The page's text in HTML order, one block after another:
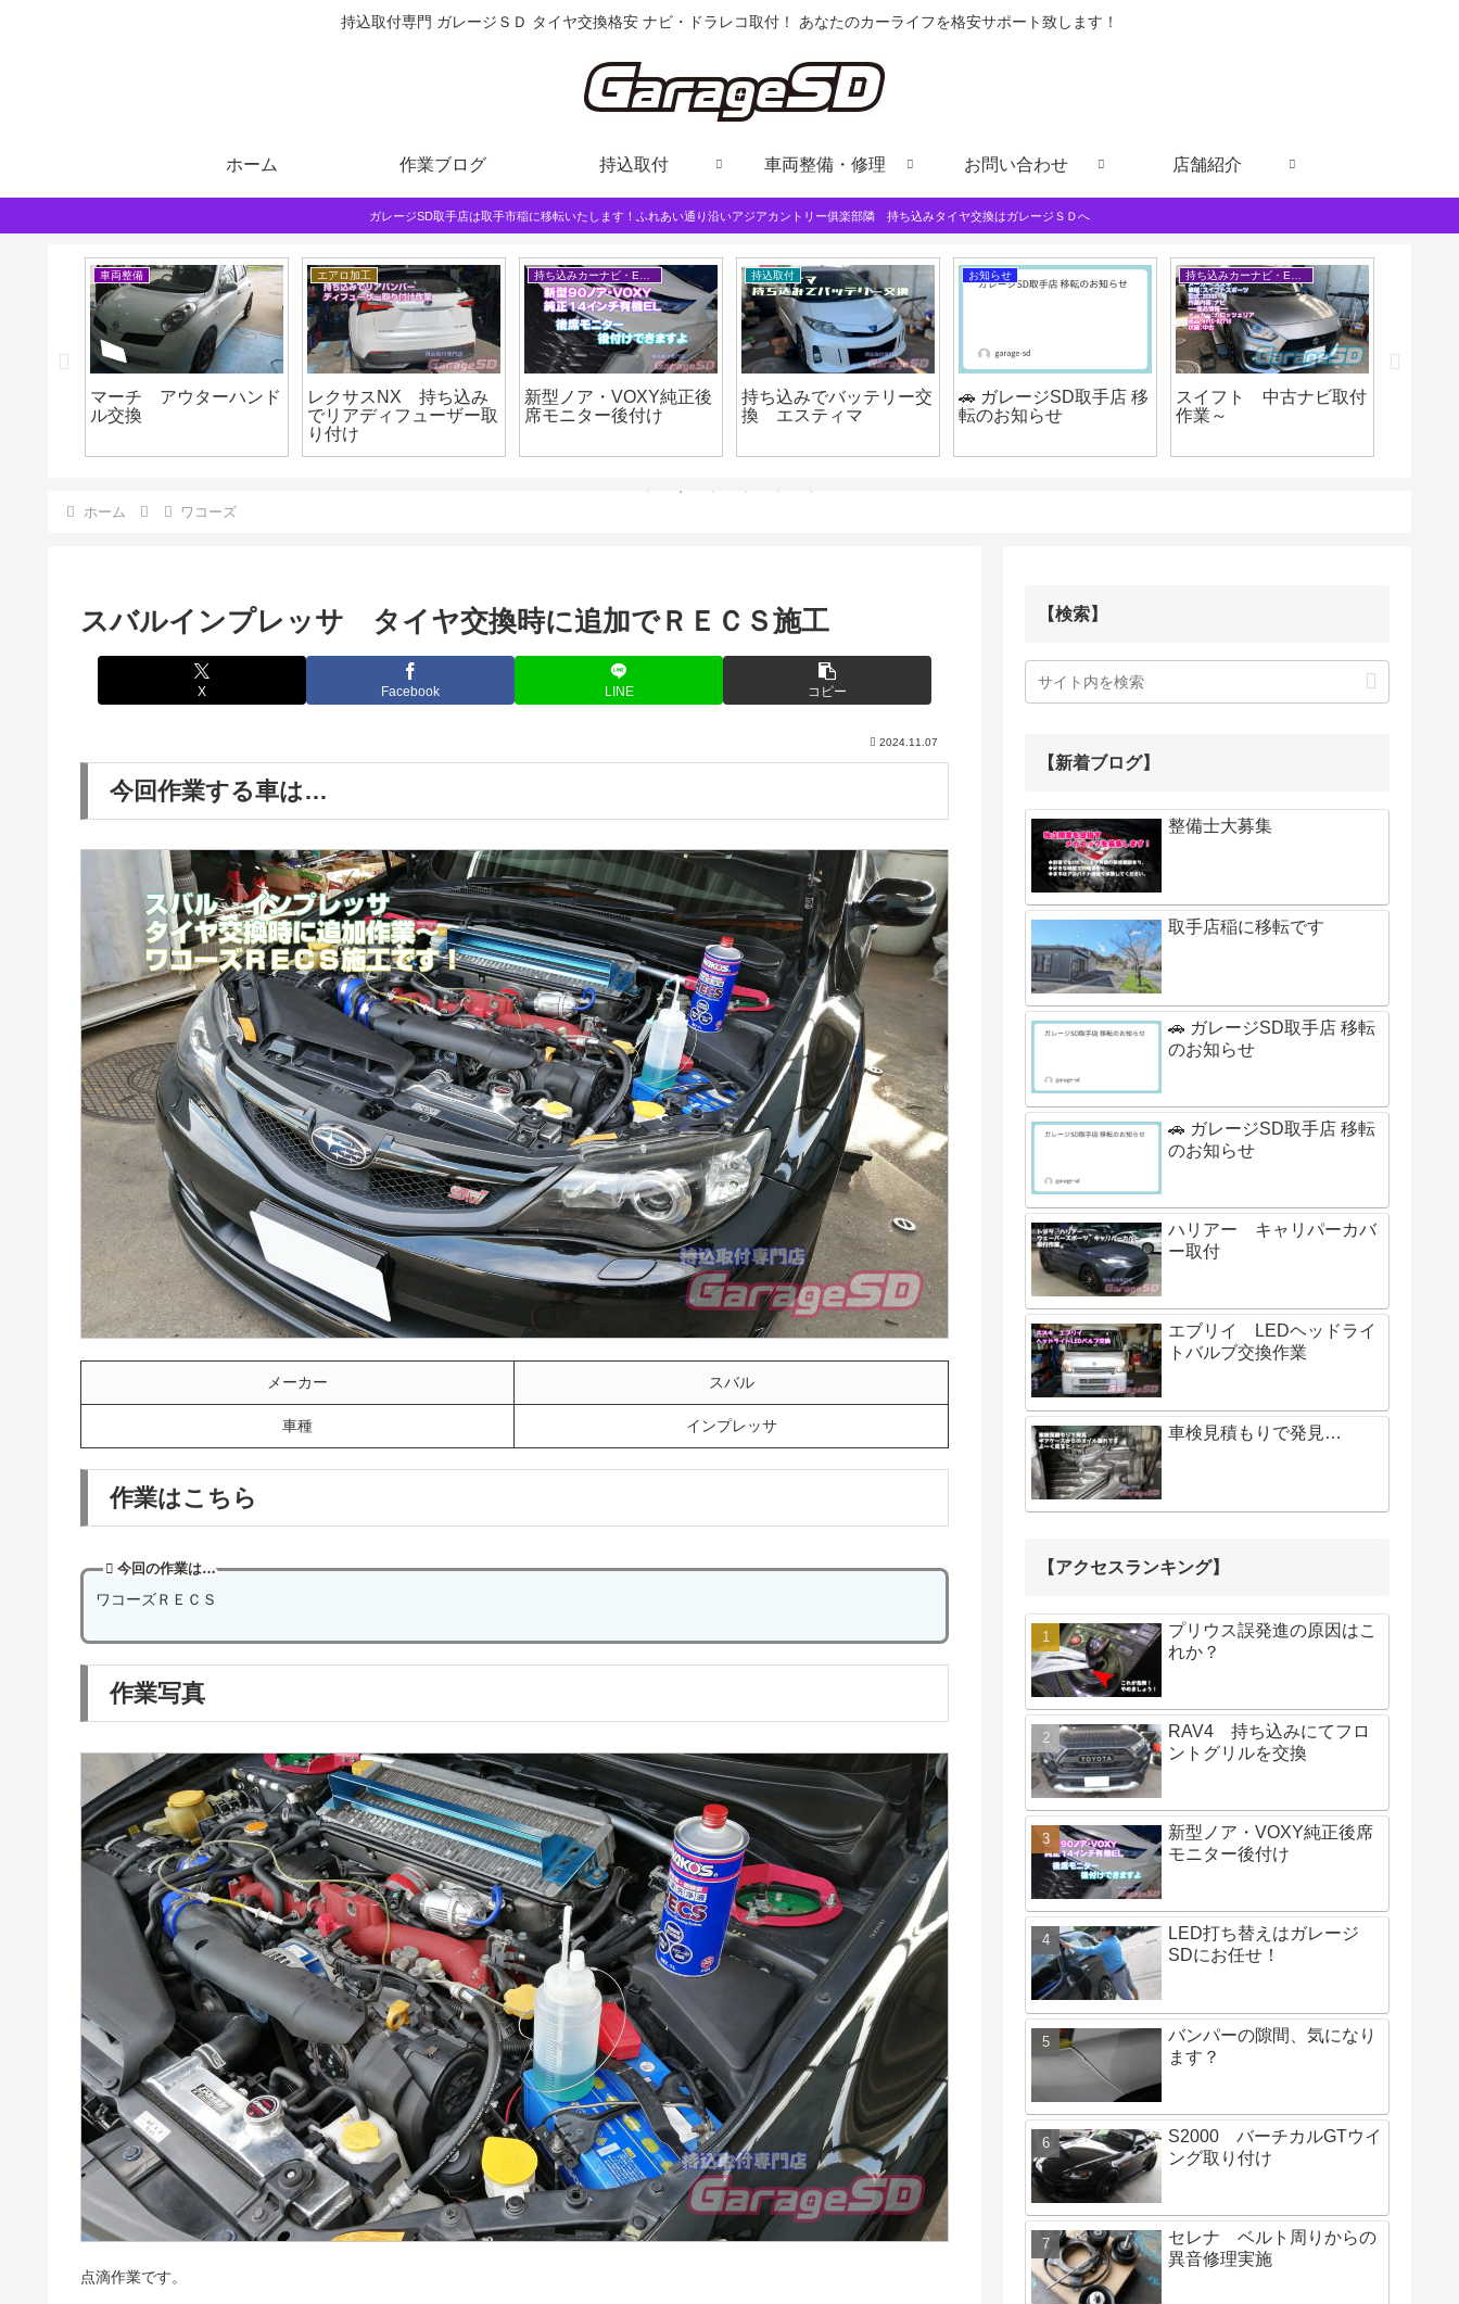
持込取付専門 ガレージＳＤ タイヤ交換格安 ナビ・ドラレコ取付！ あなたのカーライフを格安サポート致します！
ホーム 作業ブログ 持込取付 車両整備・修理 お問い合わせ 店舗紹介
ガレージSD取手店は取手市稲に移転いたします！ふれあい通り沿いアジアカントリー俱楽部隣 持ち込みタイヤ交換はガレージＳＤへ
車両整備
マーチ アウターハンド
ル交換
エアロ加工
レクサスNX 持ち込み
でリアディフューザー取
り付け
持ち込みカーナビ・ETCなど
新型ノア・VOXY純正後
席モニター後付け
持込取付
持ち込みでバッテリー交
換 エスティマ
お知らせ
🚗 ガレージSD取手店 移
転のお知らせ
持ち込みカーナビ・ETCなど
スイフト 中古ナビ取付
作業～
ホーム ワコーズ
スバルインプレッサ タイヤ交換時に追加でＲＥＣＳ施工
X Facebook LINE コピー
2024.11.07
今回作業する車は…
メーカー スバル
車種 インプレッサ
作業はこちら
今回の作業は…
ワコーズＲＥＣＳ
作業写真
点滴作業です。
【検索】
【新着ブログ】
整備士大募集
取手店稲に移転です
🚗 ガレージSD取手店 移転
のお知らせ
🚗 ガレージSD取手店 移転
のお知らせ
ハリアー キャリパーカバ
ー取付
エブリイ LEDヘッドライ
トバルブ交換作業
車検見積もりで発見…
【アクセスランキング】
プリウス誤発進の原因はこ
れか？
RAV4 持ち込みにてフロ
ントグリルを交換
新型ノア・VOXY純正後席
モニター後付け
LED打ち替えはガレージ
SDにお任せ！
バンパーの隙間、気になり
ます？
S2000 バーチカルGTウイ
ング取り付け
セレナ ベルト周りからの
異音修理実施